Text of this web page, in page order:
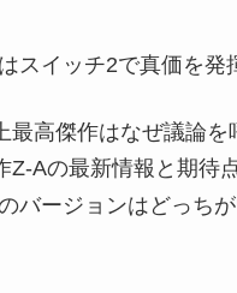
スイッチ2で真価を発
最高傑作はなぜ議論を
Z-Aの最新情報と期待
バージョンはどっちが